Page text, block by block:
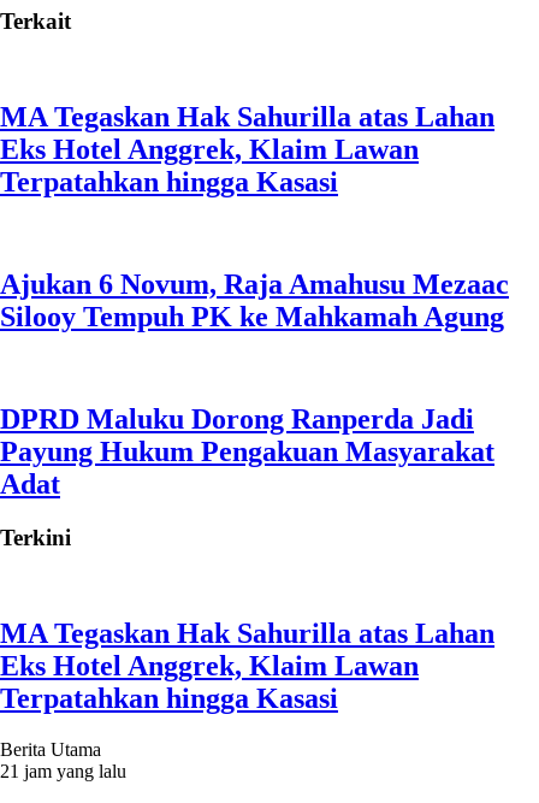
Terkait
MA Tegaskan Hak Sahurilla atas Lahan
Eks Hotel Anggrek, Klaim Lawan
Terpatahkan hingga Kasasi
Ajukan 6 Novum, Raja Amahusu Mezaac
Silooy Tempuh PK ke Mahkamah Agung
DPRD Maluku Dorong Ranperda Jadi
Payung Hukum Pengakuan Masyarakat
Adat
Terkini
MA Tegaskan Hak Sahurilla atas Lahan
Eks Hotel Anggrek, Klaim Lawan
Terpatahkan hingga Kasasi
Berita Utama
21 jam yang lalu